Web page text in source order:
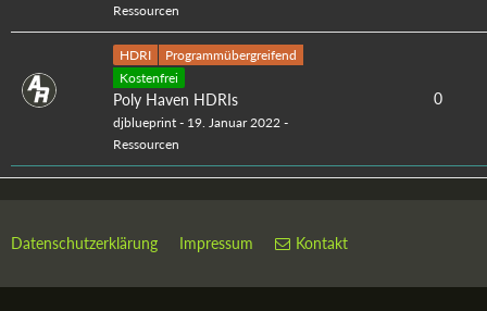
Ressourcen
HDRI
Programmübergreifend
Kostenfrei
Poly Haven HDRIs
djblueprint - 19. Januar 2022 -
Ressourcen
0
Datenschutzerklärung Impressum Kontakt